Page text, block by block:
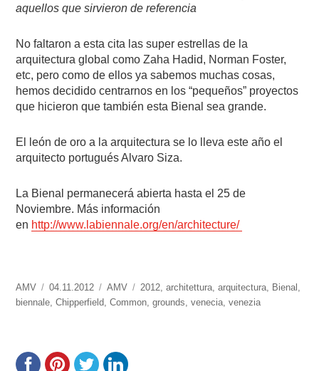
aquellos que sirvieron de referencia
No faltaron a esta cita las super estrellas de la
arquitectura global como Zaha Hadid, Norman Foster,
etc, pero como de ellos ya sabemos muchas cosas,
hemos decidido centrarnos en los “pequeños” proyectos
que hicieron que también esta Bienal sea grande.
El león de oro a la arquitectura se lo lleva este año el
arquitecto portugués Alvaro Siza.
La Bienal permanecerá abierta hasta el 25 de
Noviembre. Más información
en http://www.labiennale.org/en/architecture/
https://www.experimenta.es/author/AMV/
AMV
Publicado
el
04.11.2012 Categorías
AMV Etiquetas
2012,architettura,arquitectura, Bienal ,
biennale,Chipperfield,Common,grounds,venecia,venezia